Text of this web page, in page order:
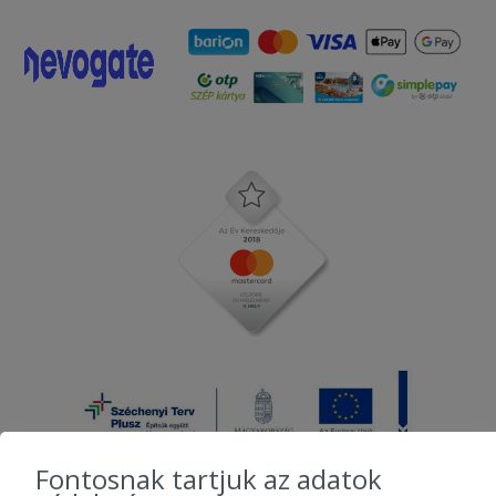
Fontosnak tartjuk az adatok